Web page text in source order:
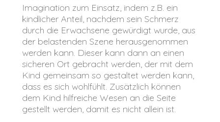
Imagination zum Einsatz, indem z.B. ein
kindlicher Anteil, nachdem sein Schmerz
durch die Erwachsene gewürdigt wurde, aus
der belastenden Szene herausgenommen
werden kann. Dieser kann dann an einen
sicheren Ort gebracht werden, der mit dem
Kind gemeinsam so gestaltet werden kann,
dass es sich wohlfühlt. Zusätzlich können
dem Kind hilfreiche Wesen an die Seite
gestellt werden, damit es nicht allein ist.